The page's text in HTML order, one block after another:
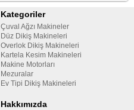
Kategoriler
Çuval Ağzı Makineler
Düz Dikiş Makineleri
Overlok Dikiş Makineleri
Kartela Kesim Makineleri
Makine Motorları
Mezuralar
Ev Tipi Dikiş Makineleri
Hakkımızda